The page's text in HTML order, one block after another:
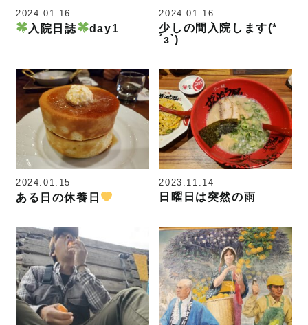
2024.01.16
入院日誌 day1
2024.01.16
少しの間入院します(*
´з`)
2024.01.15
ある日の休養日
2023.11.14
日曜日は突然の雨